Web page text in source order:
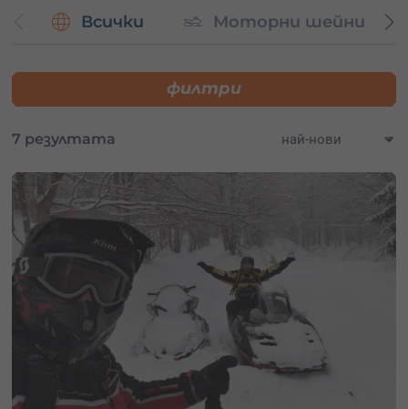
Неотъпканите пътеки и непроходимият сняг не са
магията на зимната планина – отдай се на това
естествена красота, зашеметяващи гледки и
места, където човешки крак през зимата не стъпва.
Ще бъдеш един от малкото хора, видели снежните
пейзажи на живо. Кръвта ще заври и студът няма да е
проблем с мощните едноместни и двуместни моторни
шейни под наем – от 90 до 160 конски сили.
Къде и кога?
Моторните шейни се карат извън ски пистите и
националните паркове и изискват дебела покривка от
естествен сняг. За месеците януари и февруари
резервирай предварително – графиците са пълни и
резервациите в последния момент са „на късмет“.
Всички Моторни шейни
филтри
7 резултата